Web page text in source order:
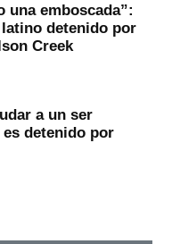
una emboscada”:
detenido por
Creek
a un ser
detenido por